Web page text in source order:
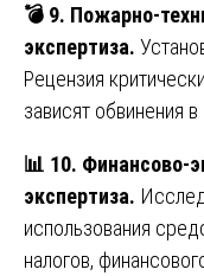
💣 9. Пожарно-
экспертиза.
Рецензия
зависят обвинения в
📊 10. Финансово-
экспертиза.
использования
налогов,